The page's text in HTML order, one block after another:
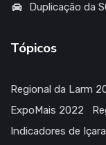
Duplicação da
Tópicos
Regional da Larm
ExpoMais 2022
Indicadores de Içara